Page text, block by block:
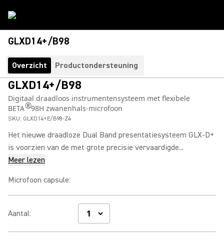
GLXD14+/B98
Overzicht Productondersteuning
GLXD14+/B98
Digitaal draadloos instrumentensysteem met flexibele
BETA®98H zwanenhals-microfoon
SKU: GLXD14+E/B98-Z4
Het nieuwe draadloze Dual Band presentatiesysteem GLX-D+
is voorzien van de met grote precisie vervaardigde...
Meer lezen
Microfoon capsule:
Aantal: